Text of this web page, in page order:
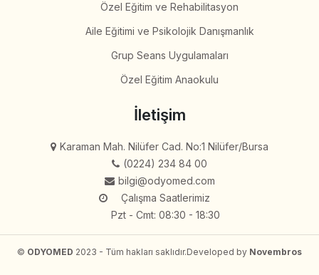
Özel Eğitim ve Rehabilitasyon
Aile Eğitimi ve Psikolojik Danışmanlık
Grup Seans Uygulamaları
Özel Eğitim Anaokulu
İletişim
Karaman Mah. Nilüfer Cad. No:1 Nilüfer/Bursa
(0224) 234 84 00
bilgi@odyomed.com
Çalışma Saatlerimiz
Pzt - Cmt: 08:30 - 18:30
© ODYOMED 2023 - Tüm hakları saklıdır.Developed by Novembros